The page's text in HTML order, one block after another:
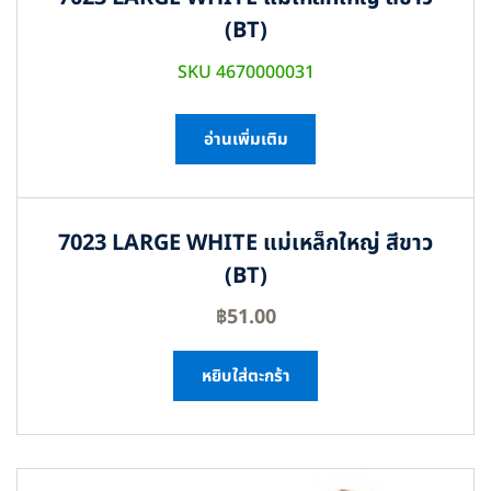
(BT)
SKU 4670000031
อ่านเพิ่มเติม
7023 LARGE WHITE แม่เหล็กใหญ่ สีขาว
(BT)
฿51.00
หยิบใส่ตะกร้า